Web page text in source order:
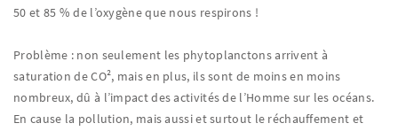
50 et 85 % de l’oxygène que nous respirons !
Problème : non seulement les phytoplanctons arrivent à
saturation de CO², mais en plus, ils sont de moins en moins
nombreux, dû à l’impact des activités de l’Homme sur les océans.
En cause la pollution, mais aussi et surtout le réchauffement et